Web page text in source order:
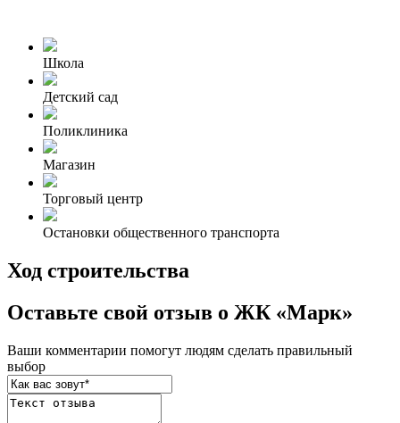
Школа
Детский сад
Поликлиника
Магазин
Торговый центр
Остановки общественного транспорта
Ход строительства
Оставьте свой отзыв о ЖК «Марк»
Ваши комментарии помогут людям сделать правильный
выбор